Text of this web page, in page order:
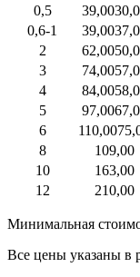
0,5
39,00
0,6-1
39,00
2
62,00
3
74,00
4
84,00
5
97,00
6
110,00
8
109,00
10
163,00
12
210,00
Минимальная
Все цены указаны в